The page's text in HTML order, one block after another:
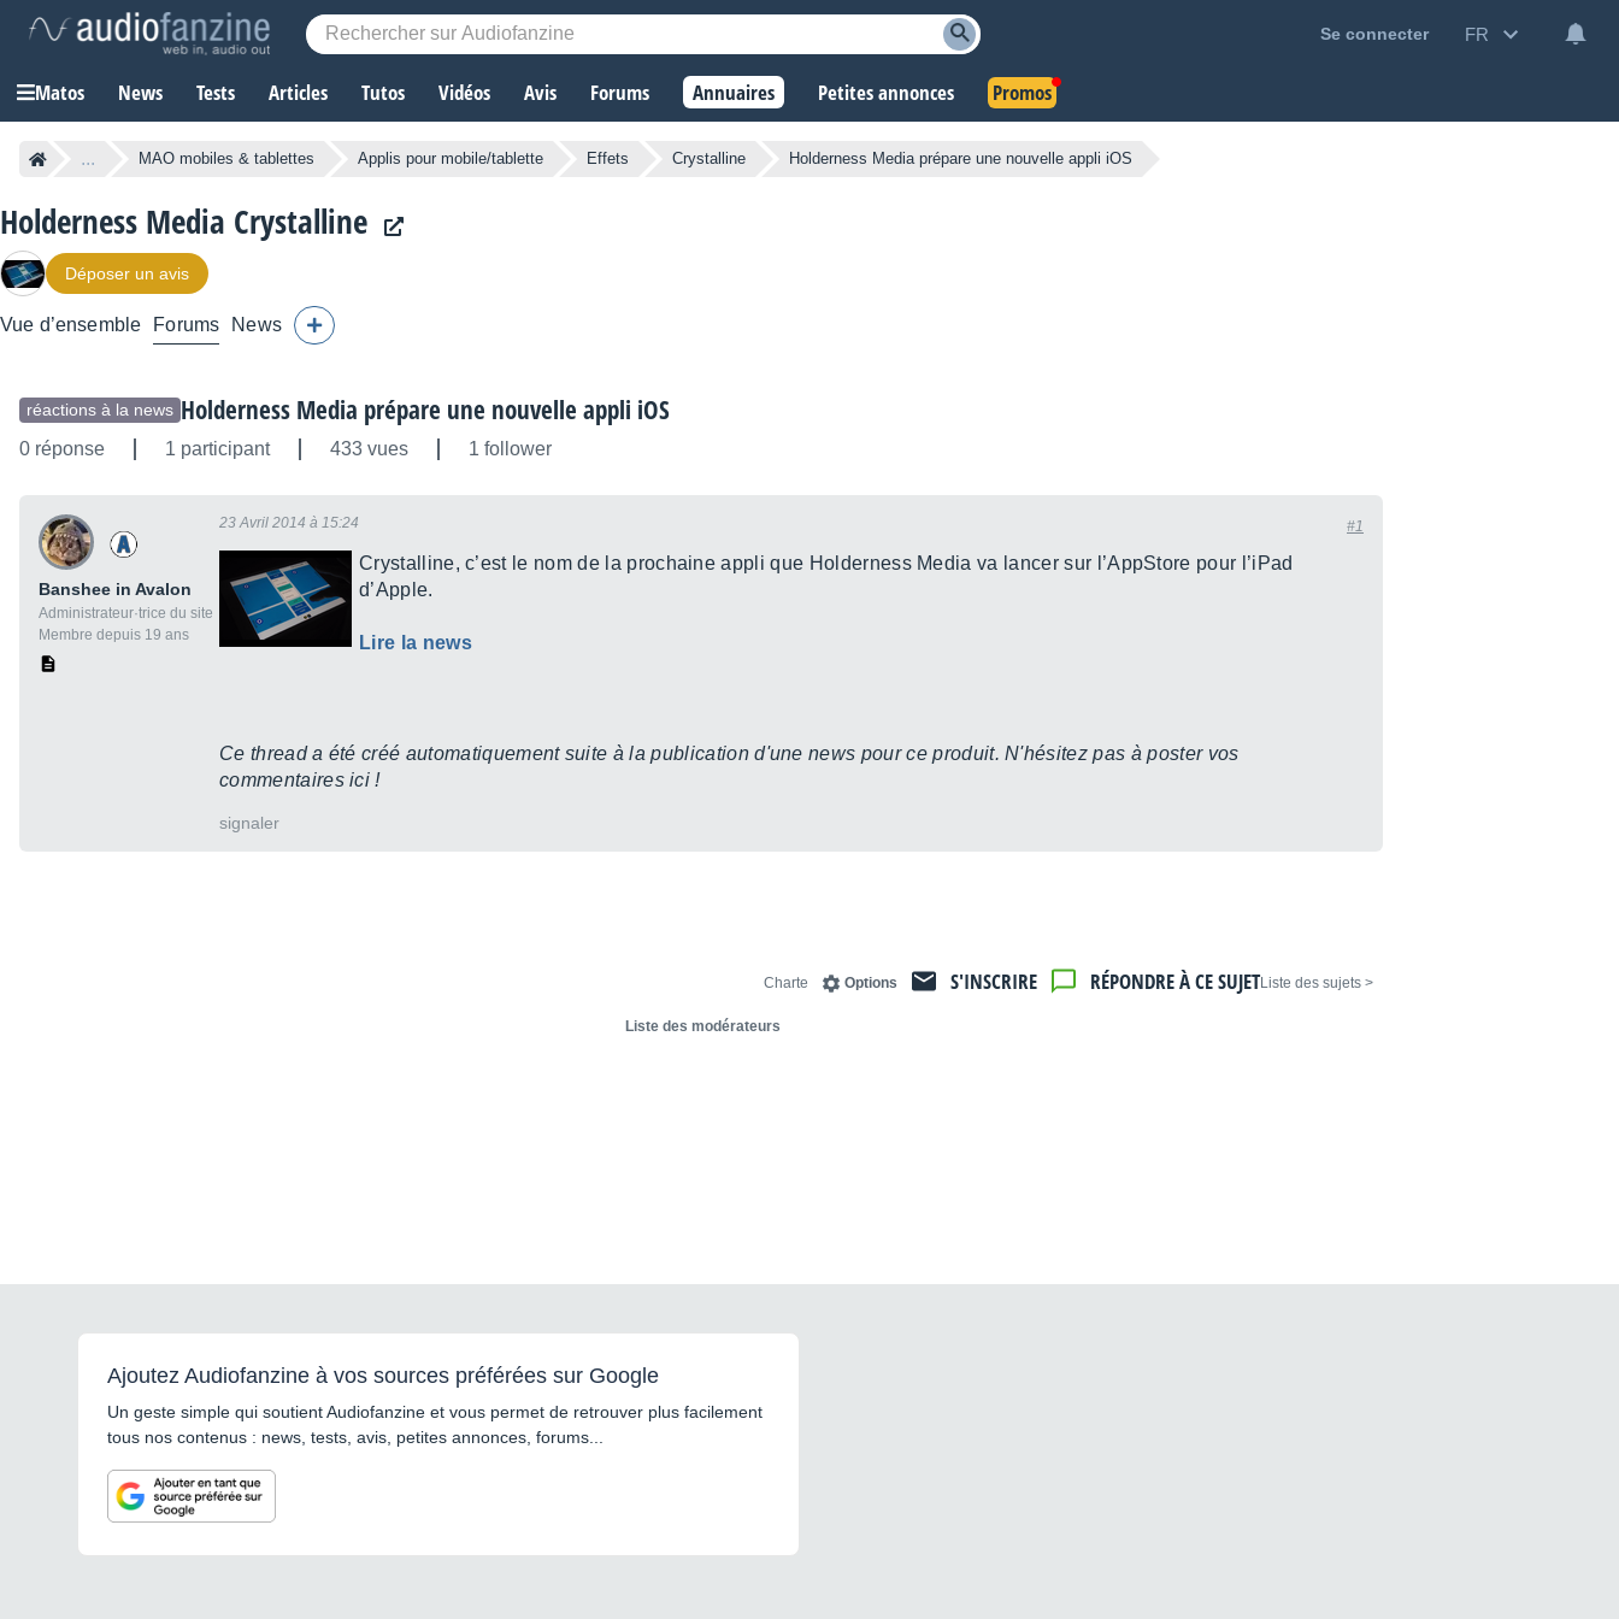
Se connecter FR
Matos News Tests Articles Tutos Vidéos Avis Forums Annuaires Petites annonces Promos
... MAO mobiles & tablettes Applis pour mobile/tablette Effets Crystalline Holderness Media prépare une nouvelle appli iOS
Holderness Media Crystalline
Déposer un avis
Vue d’ensemble Forums News
réactions à la news Holderness Media prépare une nouvelle appli iOS
0 réponse 1 participant 433 vues 1 follower
Banshee in Avalon
Administrateur·trice du site
Membre depuis 19 ans
23 Avril 2014 à 15:24 #1
Crystalline, c’est le nom de la prochaine appli que Holderness Media va lancer sur l’AppStore pour l’iPad
d’Apple.
Lire la news
Ce thread a été créé automatiquement suite à la publication d'une news pour ce produit. N'hésitez pas à poster vos
commentaires ici !
signaler
< Liste des sujets
RÉPONDRE À CE SUJET
S'INSCRIRE
Options
Charte
Liste des modérateurs
Ajoutez Audiofanzine à vos sources préférées sur Google
Un geste simple qui soutient Audiofanzine et vous permet de retrouver plus facilement
tous nos contenus : news, tests, avis, petites annonces, forums...